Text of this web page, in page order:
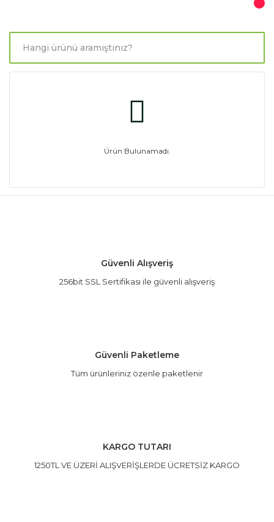
Ürün Bulunamadı.
Güvenli Alışveriş
256bit SSL Sertifikası ile güvenli alışveriş
Güvenli Paketleme
Tüm ürünleriniz özenle paketlenir
KARGO TUTARI
1250TL VE ÜZERİ ALIŞVERİŞLERDE ÜCRETSİZ KARGO